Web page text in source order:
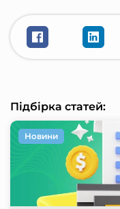
Підбірка статей:
Новини